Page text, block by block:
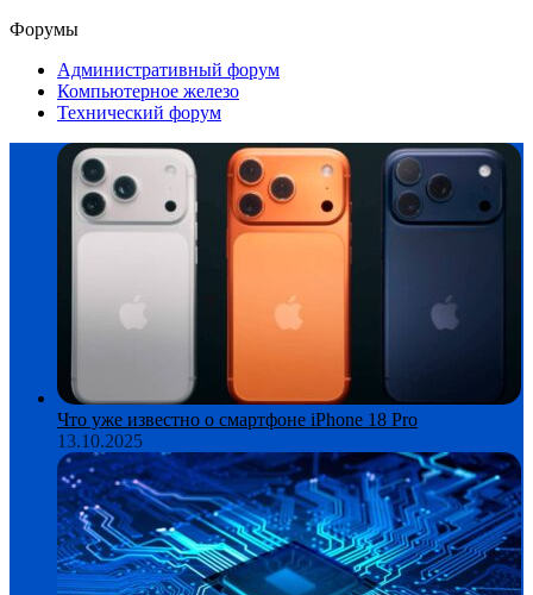
Форумы
Административный форум
Компьютерное железо
Технический форум
Что уже известно о смартфоне iPhone 18 Pro
13.10.2025